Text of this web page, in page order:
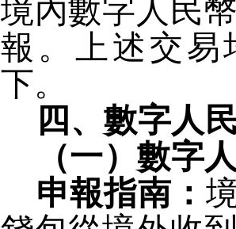
境內數字人民
報。上述交易
下。
四、數字人
（一）數字
申報指南：